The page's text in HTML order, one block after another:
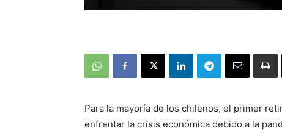
Para la mayoría de los chilenos, el primer
enfrentar la crisis económica debido a la